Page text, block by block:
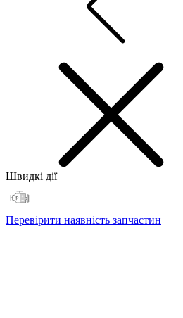
Швидкі дії
Перевірити наявність запчастин